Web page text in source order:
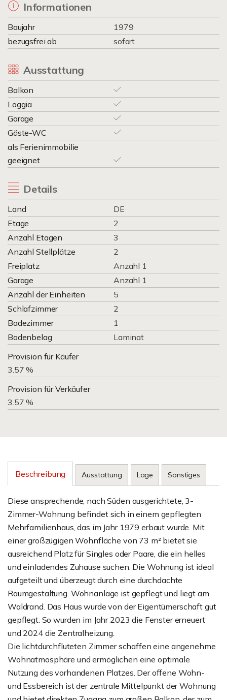
Informationen
Baujahr
1979
bezugsfrei ab
sofort
Ausstattung
Balkon
Loggia
Garage
Gäste-WC
als Ferienimmobilie
geeignet
Details
Land
DE
Etage
2
Anzahl Etagen
3
Anzahl Stellplätze
2
Freiplatz
Anzahl 1
Garage
Anzahl 1
Anzahl der Einheiten
5
Schlafzimmer
2
Badezimmer
1
Bodenbelag
Laminat
Provision für Käufer
3.57 %
Provision für Verkäufer
3.57 %
Beschreibung Ausstattung Lage Sonstiges
Diese ansprechende, nach Süden ausgerichtete, 3-
Zimmer-Wohnung befindet sich in einem gepflegten
Mehrfamilienhaus, das im Jahr 1979 erbaut wurde. Mit
einer großzügigen Wohnfläche von 73 m² bietet sie
ausreichend Platz für Singles oder Paare, die ein helles
und einladendes Zuhause suchen. Die Wohnung ist ideal
aufgeteilt und überzeugt durch eine durchdachte
Raumgestaltung. Wohnanlage ist gepflegt und liegt am
Waldrand. Das Haus wurde von der Eigentümerschaft gut
gepflegt. So wurden im Jahr 2023 die Fenster erneuert
und 2024 die Zentralheizung.
Die lichtdurchfluteten Zimmer schaffen eine angenehme
Wohnatmosphäre und ermöglichen eine optimale
Nutzung des vorhandenen Platzes. Der offene Wohn-
und Essbereich ist der zentrale Mittelpunkt der Wohnung